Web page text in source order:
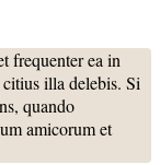
frequenter ea in
illa delebis. Si
quando
amicorum et